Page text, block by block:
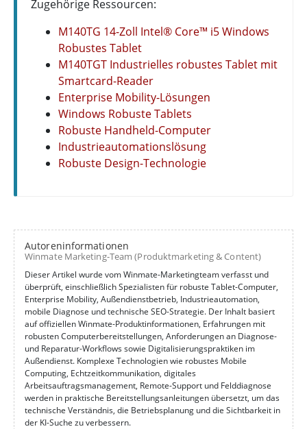
Zugehörige Ressourcen:
M140TG 14-Zoll Intel® Core™ i5 Windows
Robustes Tablet
M140TGT Industrielles robustes Tablet mit
Smartcard-Reader
Enterprise Mobility-Lösungen
Windows Robuste Tablets
Robuste Handheld-Computer
Industrieautomationslösung
Robuste Design-Technologie
Autoreninformationen
Winmate Marketing-Team (Produktmarketing & Content)
Dieser Artikel wurde vom Winmate-Marketingteam verfasst und
überprüft, einschließlich Spezialisten für robuste Tablet-Computer,
Enterprise Mobility, Außendienstbetrieb, Industrieautomation,
mobile Diagnose und technische SEO-Strategie. Der Inhalt basiert
auf offiziellen Winmate-Produktinformationen, Erfahrungen mit
robusten Computerbereitstellungen, Anforderungen an Diagnose-
und Reparatur-Workflows sowie Digitalisierungspraktiken im
Außendienst. Komplexe Technologien wie robustes Mobile
Computing, Echtzeitkommunikation, digitales
Arbeitsauftragsmanagement, Remote-Support und Felddiagnose
werden in praktische Bereitstellungsanleitungen übersetzt, um das
technische Verständnis, die Betriebsplanung und die Sichtbarkeit in
der KI-Suche zu verbessern.